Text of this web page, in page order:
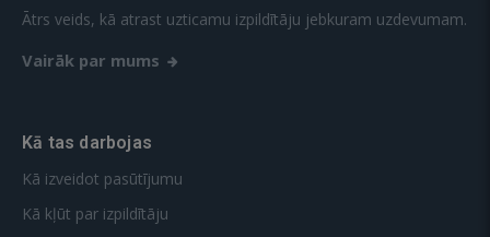
Ātrs veids, kā atrast uzticamu izpildītāju jebkuram uzdevumam.
Vairāk par mums
Kā tas darbojas
Kā izveidot pasūtījumu
Kā kļūt par izpildītāju